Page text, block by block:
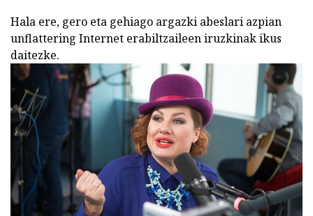
Hala ere, gero eta gehiago argazki abeslari azpian
unflattering Internet erabiltzaileen iruzkinak ikus
daitezke.